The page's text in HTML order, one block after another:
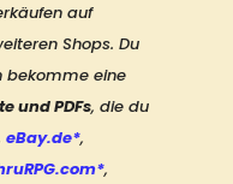
auf
Shops. Du
bekomme eine
und PDFs, die du
eBay.de*